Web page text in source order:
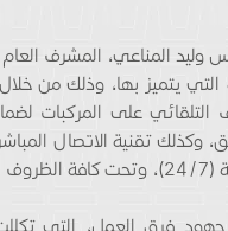
المناعي، المشرف
يتميز بها، وذلك من
التلقائي على المركبات